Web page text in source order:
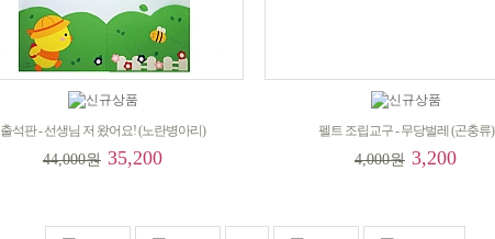
출석판 - 선생님 저 왔어요! (노란병아리)
44,000원 35,200
펠트 조립교구 - 무당벌레 (곤충류)
4,000원 3,200